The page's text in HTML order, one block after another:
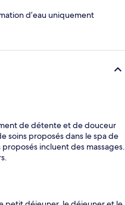
d’eau uniquement
de détente et de douceur
soins proposés dans le spa de
proposés incluent des massages.